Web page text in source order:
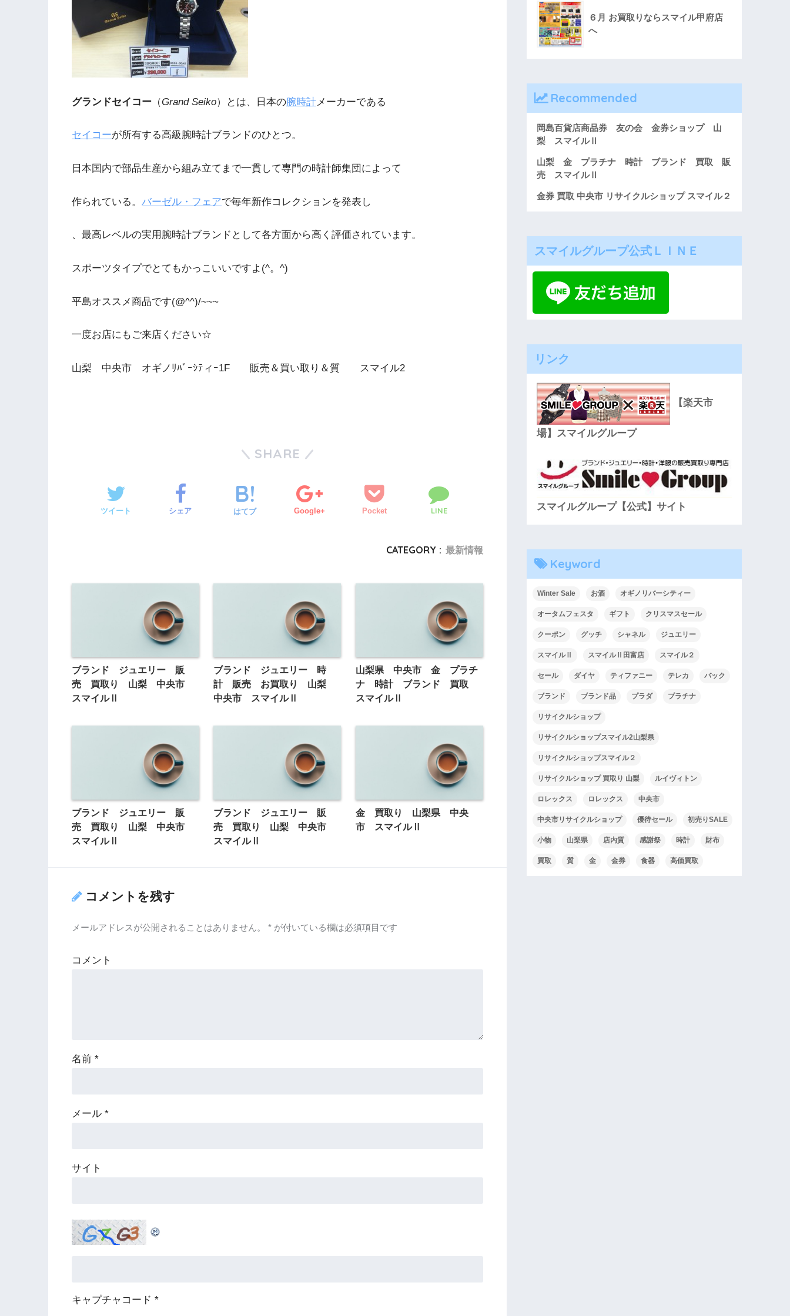
グランドセイコー （Grand Seiko）とは、日本の腕時計 メーカーである
セイコーが所有する高級腕時計ブランドのひとつ。
日本国内で部品生産から組み立てまで一貫して専門の時計師集団によって
作られている。 バーゼル・フェアで毎年新作コレクションを発表し
、最高レベルの実用腕時計ブランドとして各方面から高く評価されています。
スポーツタイプでとてもかっこいいですよ(^。^)
平島オススメ商品です(@^^)/~~~
一度お店にもご来店ください☆
山梨 中央市 オギノﾘﾊﾞｰｼﾃィｰ1F 販売＆買い取り＆質 スマイル2
SHARE
ツイート シェア はてブ Google+ Pocket LINE
CATEGORY : 最新情報
ブランド ジュエリー 販
売 買取り 山梨 中央市
スマイルⅡ
ブランド ジュエリー 時
計 販売 お買取り 山梨
中央市 スマイルⅡ
山梨県 中央市 金 プラチ
ナ 時計 ブランド 買取
スマイルⅡ
ブランド ジュエリー 販
売 買取り 山梨 中央市
スマイルⅡ
ブランド ジュエリー 販
売 買取り 山梨 中央市
スマイルⅡ
金 買取り 山梨県 中央
市 スマイルⅡ
コメントを残す
メールアドレスが公開されることはありません。 * が付いている欄は必須項目です
コメント
名前 *
メール *
サイト
キャプチャコード *
６月 お買取りならスマイル甲府店
へ
Recommended
岡島百貨店商品券 友の会 金券ショップ 山
梨 スマイルⅡ
山梨 金 プラチナ 時計 ブランド 買取 販
売 スマイルⅡ
金券 買取 中央市 リサイクルショップ スマイル２
スマイルグループ公式ＬＩＮＥ
リンク
【楽天市
場】スマイルグループ
スマイルグループ【公式】サイト
Keyword
Winter Sale お酒 オギノリバーシティー
オータムフェスタ ギフト クリスマスセール
クーポン グッチ シャネル ジュエリー
スマイルⅡ スマイルⅡ田富店 スマイル２
セール ダイヤ ティファニー テレカ バック
ブランド ブランド品 プラダ プラチナ
リサイクルショップ
リサイクルショップスマイル2山梨県
リサイクルショップスマイル２
リサイクルショップ 買取り 山梨 ルイヴィトン
ロレックス ロレックス 中央市
中央市リサイクルショップ 優待セール 初売りSALE
小物 山梨県 店内質 感謝祭 時計 財布
買取 質 金 金券 食器 高価買取